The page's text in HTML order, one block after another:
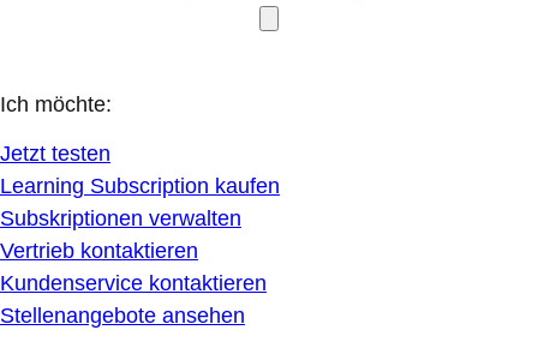
Ich möchte:
Jetzt testen
Learning Subscription kaufen
Subskriptionen verwalten
Vertrieb kontaktieren
Kundenservice kontaktieren
Stellenangebote ansehen